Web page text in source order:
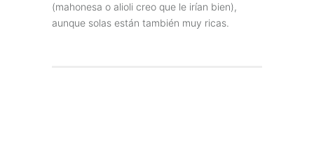
(mahonesa o alioli creo que le irían bien),
aunque solas están también muy ricas.